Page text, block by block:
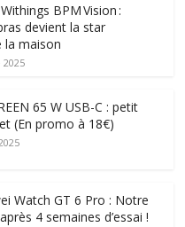
BPM Vision :
devient la star
la maison
65 W USB-C : petit
(En promo à 18€)
Watch GT 6 Pro : Notre
4 semaines d’essai !